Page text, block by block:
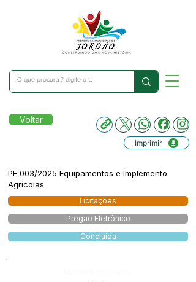
Voltar
Imprimir
PE 003/2025 Equipamentos e Implemento
Agrícolas
Licitações
Pregão Eletrônico
Concluída